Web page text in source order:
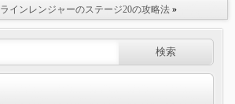
ラインレンジャーのステージ20の攻略法»